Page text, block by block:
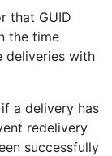
that GUID
the time
deliveries with
a delivery has
redelivery
successfully